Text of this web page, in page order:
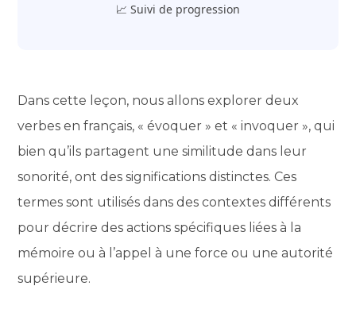
📈 Suivi de progression
Dans cette leçon, nous allons explorer deux
verbes en français, « évoquer » et « invoquer », qui
bien qu’ils partagent une similitude dans leur
sonorité, ont des significations distinctes. Ces
termes sont utilisés dans des contextes différents
pour décrire des actions spécifiques liées à la
mémoire ou à l’appel à une force ou une autorité
supérieure.